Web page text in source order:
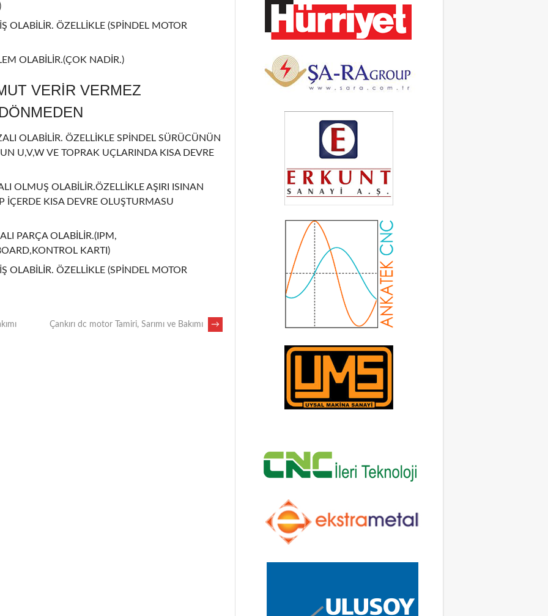
OLABİLİR. ÖZELLİKLE (SPİNDEL MOTOR
OLABİLİR.(ÇOK NADİR.)
VERİR VERMEZ
OLABİLİR. ÖZELLİKLE SPİNDEL SÜRÜCÜNÜN
U,V,W VE TOPRAK UÇLARINDA KISA DEVRE
OLMUŞ OLABİLİR.ÖZELLİKLE AŞIRI ISINAN
İÇERDE KISA DEVRE OLUŞTURMASU
PARÇA OLABİLİR.(IPM,
KARTI)
OLABİLİR. ÖZELLİKLE (SPİNDEL MOTOR
Çankırı dc motor Tamiri, Sarımı ve Bakımı →